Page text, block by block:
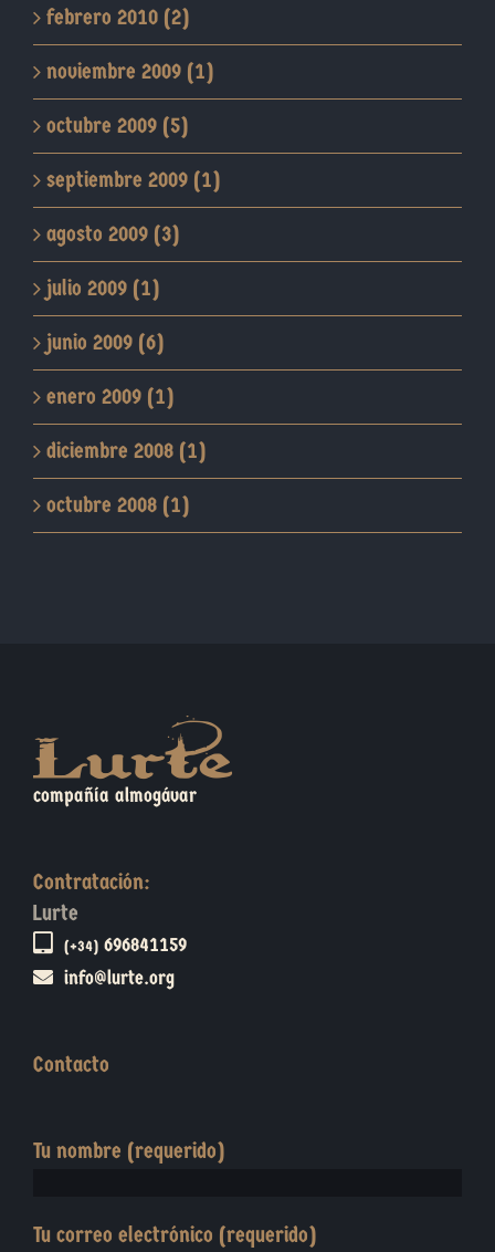
febrero 2010 (2)
noviembre 2009 (1)
octubre 2009 (5)
septiembre 2009 (1)
agosto 2009 (3)
julio 2009 (1)
junio 2009 (6)
enero 2009 (1)
diciembre 2008 (1)
octubre 2008 (1)
compañía almogávar
Contratación:
Lurte
(+34) 696841159
info@lurte.org
Contacto
Tu nombre (requerido)
Tu correo electrónico (requerido)